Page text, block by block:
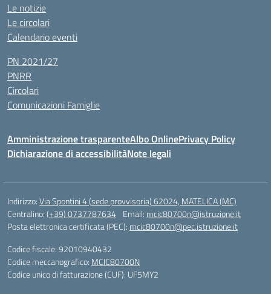
Le notizie
Le circolari
Calendario eventi
PN 2021/27
PNRR
Circolari
Comunicazioni Famiglie
Amministrazione trasparenteAlbo OnlinePrivacy Policy
Dichiarazione di accessibilitàNote legali
Indirizzo:Via Spontini 4 (sede provvisoria) 62024, MATELICA (MC)
Centralino:(+39) 0737787634 Email: mcic80700n@istruzione.it
Posta elettronica certificata (PEC): mcic80700n@pec.istruzione.it
Codice fiscale: 92010940432
Codice meccanografico: MCIC80700N
Codice unico di fatturazione (CUF): UF5MY2